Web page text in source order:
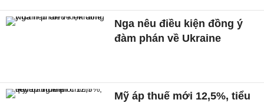
Nga nêu điều kiện đồng ý
đàm phán về Ukraine
Mỹ áp thuế mới 12,5%, tiểu